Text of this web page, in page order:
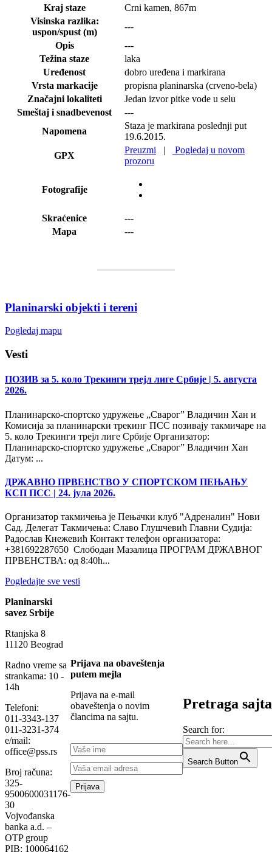
Kraj staze
Crni kamen, 867m
Visinska razlika:
uspon/spust (m)
---
Opis
---
Težina staze
laka
Uređenost
dobro uređena i markirana
Vrsta markacije
propisna planinarska (crveno-bela)
Značajni lokaliteti
Jedan izvor pitke vode u selu
Smeštaj i snadbevenost
---
Napomena
Staza je markirana poslednji put
19.6.2015.
GPX
Preuzmi |
Pogledaj u novom
prozoru
Fotografije
Skraćenice
---
Mapa
---
Planinarski objekti i tereni
Pogledaj mapu
Vesti
ПОЗИВ за 5. коло Трекинги трејл лиге Србије | 5. августа
2026.
Планинарско-спортско удружење „Сварог” Владичин Хан и
Комисија за планинарски трекинг ПСС позивају такмичаре на
5. коло Трекинги трејл лиге Србије Организатор:
Планинарско-спортско удружење „Сварог” Владичин Хан
Датум: ...
ДРЖАВНО ПРВЕНСТВО У СПОРТСКОМ ПЕЊАЊУ
КСП ПСС | 24. јула 2026.
Организатор такмичења је Пењачки клуб "Адреналин" Нови
Сад. Делегат Такмичења: Славо Глушчевић Главни Судија:
Радослав Кнежевић Контакт телефон организатора:
+381692287650 Слободан Мазалица ПРОГРАМ ДРЖАВНОГ
ПРВЕНСТВА: од 8:40h...
Pogledajte sve vesti
Planinarski
savez Srbije
Rtanjska 8
11120 Beograd
Radno vreme sa
strankama: 10 -
14h
Telefoni:
011-3343-137
011-3231-374
e/mail:
office@pss.rs
Broj računa:
325-
9500600031176-
30
Vojvođanska
banka a.d. –
OTP group
PIB: 100064162
Prijava na obaveštenja
putem mejla
Prijava na e-mail
obaveštenja o novim
člancima na sajtu.
Pretraga sajta
Search for:
Search Button